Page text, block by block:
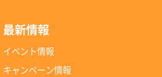
最新情報
イベント情報
キャンペーン情報